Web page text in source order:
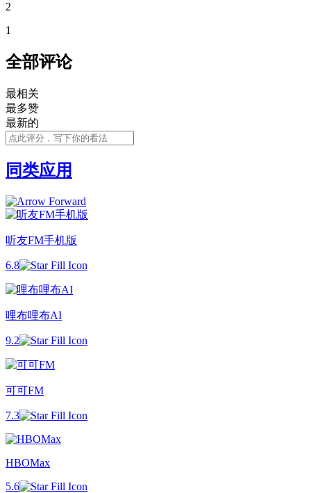
2
1
全部评论
最相关
最多赞
最新的
同类应用
听友FM手机版
6.8
哩布哩布AI
9.2
可可FM
7.3
HBOMax
5.6